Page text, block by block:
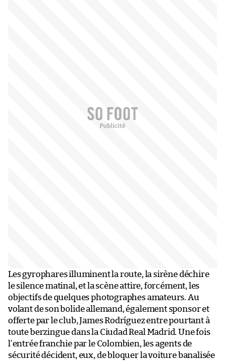
Les gyrophares illuminent la route, la sirène déchire
le silence matinal, et la scène attire, forcément, les
objectifs de quelques photographes amateurs. Au
volant de son bolide allemand, également sponsor et
offerte par le club, James Rodríguez entre pourtant à
toute berzingue dans la Ciudad Real Madrid. Une fois
l’entrée franchie par le Colombien, les agents de
sécurité décident, eux, de bloquer la voiture banalisée